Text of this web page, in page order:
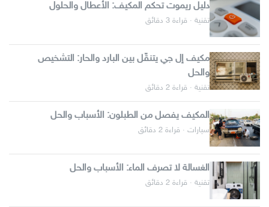
دليل ريموت تحكم المكيف: الأعطال والحلول
تقنية · قراءة 3 دقائق
مكيف إل جي يتنقّل بين البارد والحار: التشخيص
والحل
تقنية · قراءة 2 دقائق
المكيف يفصل من الطبلون: الأسباب والحل
سيارات · قراءة 2 دقائق
الغسالة لا تصرف الماء: الأسباب والحل
تقنية · قراءة 2 دقائق